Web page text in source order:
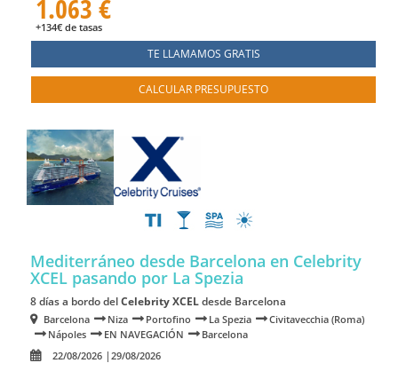
1.063 €
+134€ de tasas
TE LLAMAMOS GRATIS
CALCULAR PRESUPUESTO
Mediterráneo desde Barcelona en Celebrity
XCEL pasando por La Spezia
8 días a bordo delCelebrity XCELdesde Barcelona
Barcelona Niza Portofino La Spezia
Civitavecchia (Roma)
Nápoles
EN NAVEGACIÓN
Barcelona
22/08/2026
29/08/2026